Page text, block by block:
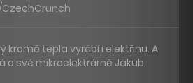
CzechCrunch
kromě tepla vyrábí i elektřinu. A
o své mikroelektrárně Jakub